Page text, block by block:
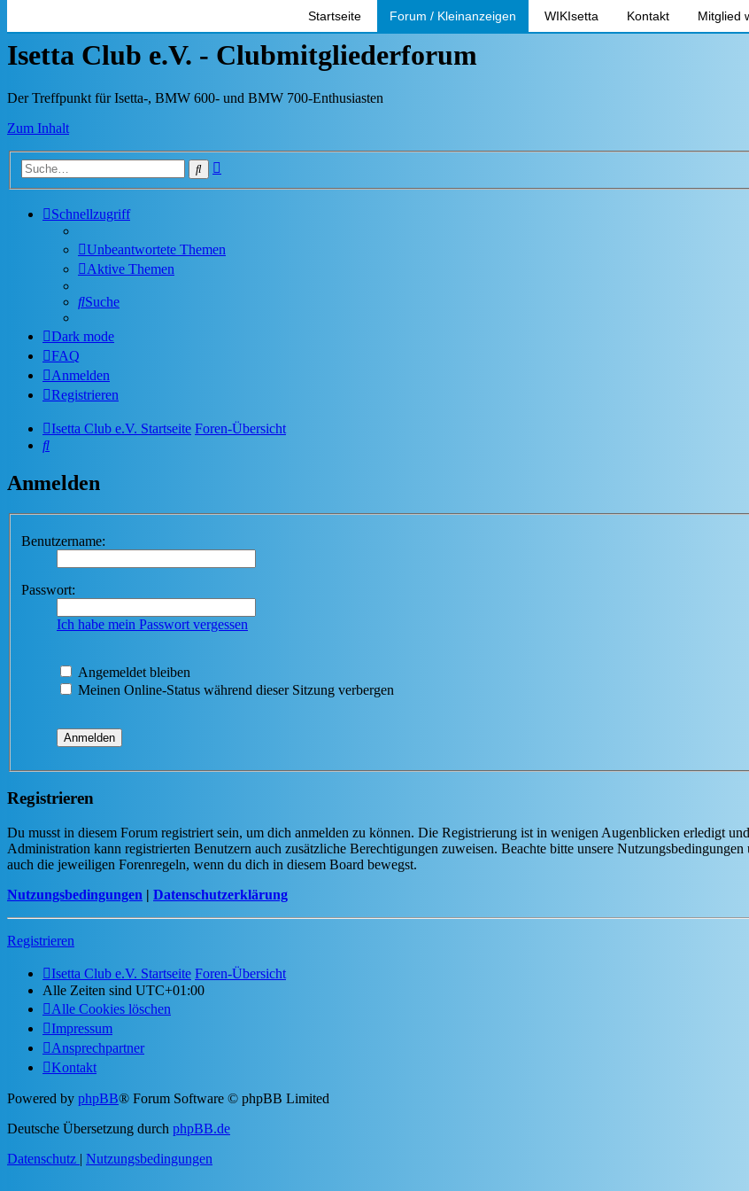
Startseite Forum / Kleinanzeigen WIKIsetta Kontakt Mitglied
Isetta Club e.V. - Clubmitgliederforum
Der Treffpunkt für Isetta-, BMW 600- und BMW 700-Enthusiasten
Zum Inhalt
Suche
Schnellzugriff
Unbeantwortete Themen
Aktive Themen
Suche
Dark mode
FAQ
Anmelden
Registrieren
Isetta Club e.V. Startseite Foren-Übersicht
Suche
Anmelden
Benutzername:
Passwort:
Ich habe mein Passwort vergessen
Angemeldet bleiben
Meinen Online-Status während dieser Sitzung verbergen
Registrieren
Du musst in diesem Forum registriert sein, um dich anmelden zu können. Die Registrierung ist in wenigen Augenblicken erledigt
Administration kann registrierten Benutzern auch zusätzliche Berechtigungen zuweisen. Beachte bitte unsere
auch die jeweiligen Forenregeln, wenn du dich in diesem Board bewegst.
Nutzungsbedingungen | Datenschutzerklärung
Registrieren
Isetta Club e.V. Startseite Foren-Übersicht
Alle Zeiten sind UTC+01:00
Alle Cookies löschen
Impressum
Ansprechpartner
Kontakt
Powered by phpBB® Forum Software © phpBB Limited
Deutsche Übersetzung durch phpBB.de
Datenschutz | Nutzungsbedingungen